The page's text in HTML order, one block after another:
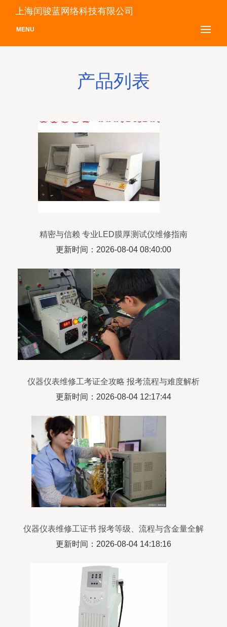
上海闰骏蓝网络科技有限公司
MENU
产品列表
精密与信赖 专业LED膜厚测试仪维修指南
更新时间：2026-08-04 08:40:00
仪器仪表维修工考证全攻略 报考流程与难度解析
更新时间：2026-08-04 12:17:44
仪器仪表维修工证书 报考等级、流程与含金量全解
析
更新时间：2026-08-04 14:18:16